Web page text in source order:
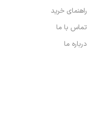
راهنمای خرید
تماس با ما
درباره ما